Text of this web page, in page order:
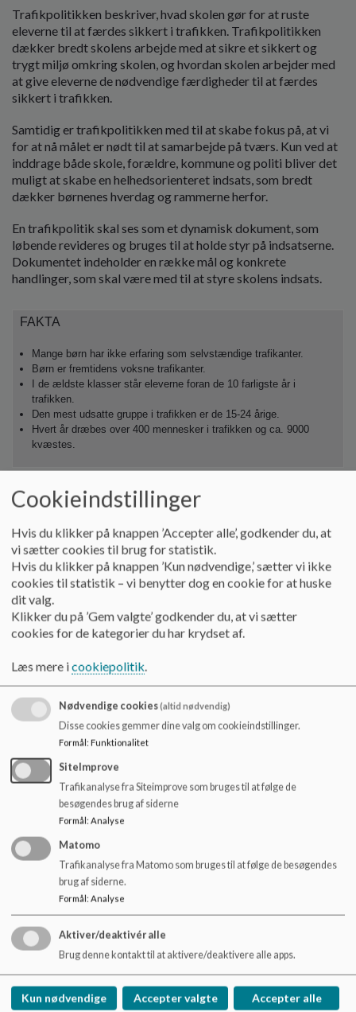
Trafikpolitikken beskriver, hvad skolen gør for at ruste
eleverne til at færdes sikkert i trafikken. Trafikpolitikken
dækker bredt skolens arbejde med at sikre et sikkert og
trygt miljø omkring skolen, og hvordan skolen arbejder med
at give eleverne de nødvendige færdigheder til at færdes
sikkert i trafikken.
Samtidig er trafikpolitikken med til at skabe fokus på, at vi
for at nå målet er nødt til at samarbejde på tværs. Kun ved at
inddrage både skole, forældre, kommune og politi bliver det
muligt at skabe en helhedsorienteret indsats, som bredt
dækker børnenes hverdag og rammerne herfor.
En trafikpolitik skal ses som et dynamisk dokument, som
løbende revideres og bruges til at holde styr på indsatserne.
Dokumentet indeholder en række mål og konkrete
handlinger, som skal være med til at styre skolens indsats.
FAKTA
Mange børn har ikke erfaring som selvstændige trafikanter.
Børn er fremtidens voksne trafikanter.
I de ældste klasser står eleverne foran de 10 farligste år i
trafikken.
Den mest udsatte gruppe i trafikken er de 15-24 årige.
Hvert år dræbes over 400 mennesker i trafikken og ca. 9000
kvæstes.
Der arbejdes i trafikpolitikken med fire emner:
På vej,
Undervisning,
Rollemodeller og
Samarbejde.
For hvert emne er der angivet emner, konkrete handlinger,
samt tidsplan og en hovedansvarlig for opgaven.
På vej handler om, hvordan vi skaber et sikkert og trygt miljø
rundt om skolen. Det drejer sig både om den fysiske
indretning af områderne, og om hvordan vi bruger dem, både
i skoletiden og uden for skoletid.
Anbefalet skolevej og afsætningspladser
På kortet nedenfor ses anbefalede skoleveje til skolen.
Samtidig er der også markeret afsætningspladser og
parkering, hvor det anbefales, at forældre sætter deres børn
af/parkerer, hvis de bliver kørt til skole.
Emne Handlinger
Der er ved skolen etableret afsætningspladser
ved Minervavej, Thorsvej og Skovvangsvej. For
at sikre bedst mulig afvikling af trafikken skal
disse pladser bruges.
Cookieindstillinger
Hvis du klikker på knappen ’Accepter alle’, godkender du, at
vi sætter cookies til brug for statistik.
Hvis du klikker på knappen ’Kun nødvendige,’ sætter vi ikke
cookies til statistik – vi benytter dog en cookie for at huske
dit valg.
Klikker du på ’Gem valgte’ godkender du, at vi sætter
cookies for de kategorier du har krydset af.
Læs mere icookiepolitik.
Nødvendige cookies(altid nødvendig)
Disse cookies gemmer dine valg om cookieindstillinger.
Formål: Funktionalitet
SiteImprove
Trafikanalyse fra Siteimprove som bruges til at følge de
besøgendes brug af siderne
Formål: Analyse
Matomo
Trafikanalyse fra Matomo som bruges til at følge de besøgendes
brug af siderne.
Formål: Analyse
Aktiver/deaktivér alle
Brug denne kontakt til at aktivere/deaktivere alle apps.
Kun nødvendige Accepter valgte Accepter alle